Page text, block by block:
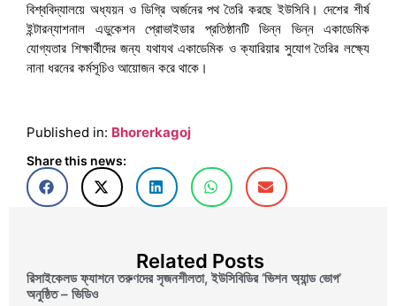
বিশ্ববিদ্যালয়ে অধ্যয়ন ও ডিগ্রি অর্জনের পথ তৈরি করছে ইউসিবি। দেশের শীর্ষ
ইন্টারন্যাশনাল এডুকেশন প্রোভাইডার প্রতিষ্ঠানটি ভিন্ন ভিন্ন একাডেমিক
যোগ্যতার শিক্ষার্থীদের জন্য যথাযথ একাডেমিক ও ক্যারিয়ার সুযোগ তৈরির লক্ষ্যে
নানা ধরনের কর্মসূচিও আয়োজন করে থাকে।
Published in: Bhorerkagoj
Share this news:
Related Posts
রিসাইকেলড ফ্যাশনে তরুণদের সৃজনশীলতা, ইউসিবিডির ‘ভিশন অ্যান্ড ভোগ’
অনুষ্ঠিত – ভিডিও